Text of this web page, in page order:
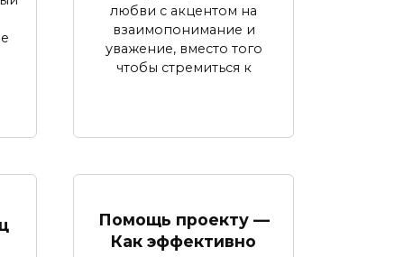
любви с акцентом на
взаимопонимание и
уважение, вместо того
чтобы стремиться к
Помощь проекту —
Как эффективно